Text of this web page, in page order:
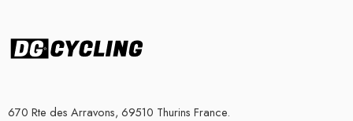
670 Rte des Arravons, 69510 Thurins France.